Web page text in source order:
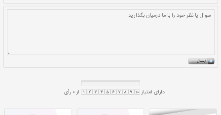
سایز و اندازه:۲۴
هاش سنگین 24 تیرآهن H 24 سنگین